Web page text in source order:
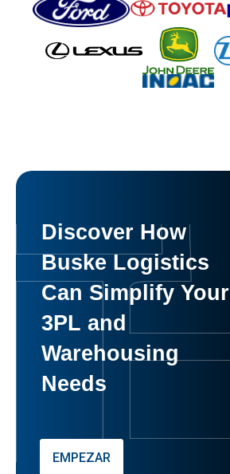
Discover How
Buske Logistics
Can Simplify Your
3PL and
Warehousing
Needs
EMPEZAR